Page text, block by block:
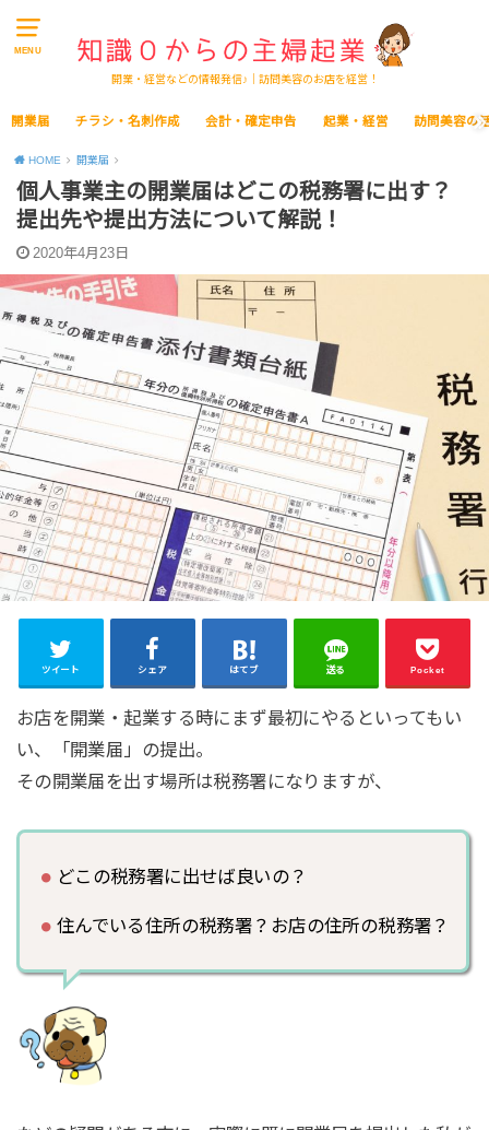
MENU
開業・経営などの情報発信♪｜訪問美容のお店を経営！
開業届 チラシ・名刺作成 会計・確定申告 起業・経営 訪問美容の
HOME 開業届
個人事業主の開業届はどこの税務署に出す？
提出先や提出方法について解説！
2020年4月23日
ツイート シェア はてブ 送る Pocket
お店を開業・起業する時にまず最初にやるといってもい
い、「開業届」の提出。
その開業届を出す場所は税務署になりますが、
どこの税務署に出せば良いの？
住んでいる住所の税務署？お店の住所の税務署？